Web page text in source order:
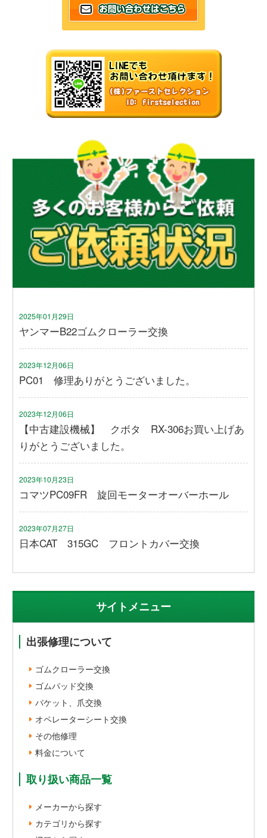
2025年01月29日
ヤンマーB22ゴムクローラー交換
2023年12月06日
PC01 修理ありがとうございました。
2023年12月06日
【中古建設機械】 クボタ RX-306お買い上げあ
りがとうございました。
2023年10月23日
コマツPC09FR 旋回モーターオーバーホール
2023年07月27日
日本CAT 315GC フロントカバー交換
サイトメニュー
出張修理について
ゴムクローラー交換
ゴムパッド交換
バケット、爪交換
オペレーターシート交換
その他修理
料金について
取り扱い商品一覧
メーカーから探す
カテゴリから探す